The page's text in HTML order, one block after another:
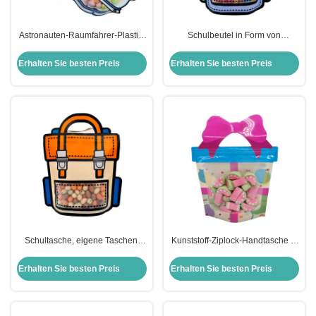
Astronauten-Raumfahrer-Plastik-
Ziplock-Taschen zum Verpacken
von Keksen Trockene Nahrung
Erhalten Sie besten Preis
Schulbeutel in Form von
klares Fenster für Lebensmittel
Erhalten Sie besten Preis
Schultasche, eigene Taschen,
die Lagerung. Süßigkeiten.
Erhalten Sie besten Preis
Kunststoff-Ziplock-Handtasche in
Verpacken von Süßigkeiten
Erhalten Sie besten Preis